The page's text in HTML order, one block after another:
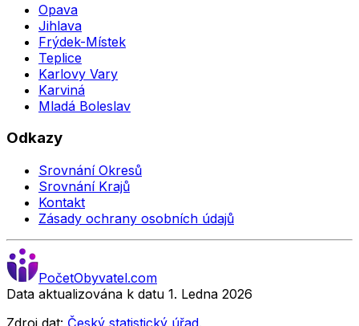
Opava
Jihlava
Frýdek-Místek
Teplice
Karlovy Vary
Karviná
Mladá Boleslav
Odkazy
Srovnání Okresů
Srovnání Krajů
Kontakt
Zásady ochrany osobních údajů
PočetObyvatel.com
Data aktualizována k datu 1. Ledna 2026